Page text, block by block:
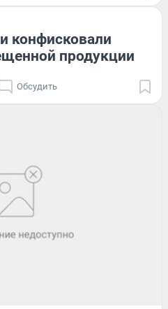
конфисковали
продукции
Обсудить